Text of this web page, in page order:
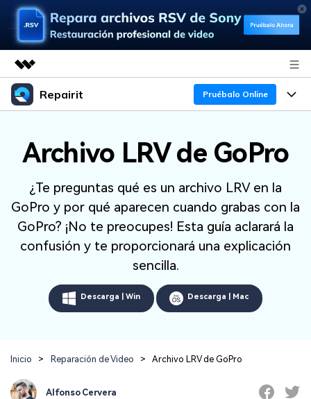
Productos destacados
Utilidades
Resumen
Quiénes somos
Sala de prensa
Tienda
Repairit Pruébalo Online
Repairit IA
Repara y mejora archivos con IA
multiplataforma
Pruébalo Gratis
Funciones
Para PC
En Línea
¿Por qué Repairit?
Experto en Reparación de Datos
Guías y Soporte
Soluciones de Archivos
Descubre Más Soluciones
Repairit Toolkit
Abre la app Iniciar sesión
Archivo LRV de GoPro
¿Te preguntas qué es un archivo LRV en la
GoPro y por qué aparecen cuando grabas con la
GoPro? ¡No te preocupes! Esta guía aclarará la
confusión y te proporcionará una explicación
sencilla.
Descarga | Win Descarga | Mac
Inicio > Reparación de Video > Archivo LRV de GoPro
Alfonso Cervera